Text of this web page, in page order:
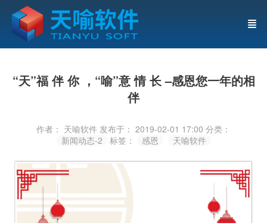
“天”福 伴 你 ，“喻”意 情 长 –感恩您一年的相
伴
作者： 天喻软件 发布于： 2019-02-01 17:00 分类：
新闻动态-2
标签： 感恩 天喻软件